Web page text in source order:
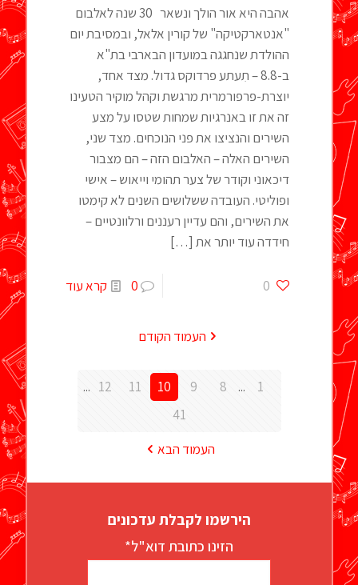
אהבה היא אור הולך ונשאר 30 שנה לאלבום
"אנטארקטיקה" של קורין אלאל, ובמסיבת יום
ההולדת שנחגגה במועדון הבארבי בת"א
ב-8.8 – תִעתע פרדוקס גדול. מצד אחד,
יוצרת-פרפורמרית מרגשת וקהל מוקיר הטעינו
זה את זו באנרגיות שמחות שטסו על מצע
השירים והנציצו את פני הנוכחים. מצד שני,
השירים האלה – האלבום הזה – הם מצבור
דיכאוני וקודר של צער תהומי וייאוש – אישי
ופוליטי. העובדה ששלושים השנים לא קימטו
את השירים, והם עדיין רעננים ורלוונטיים –
חידדה עוד יותר את […]
0
0 קרא עוד
העמוד הקודם
1
...
8
9
10
11
12
...
41
העמוד הבא
הירשמו לקבלת עדכונים
הזינו כתובת דוא"ל*